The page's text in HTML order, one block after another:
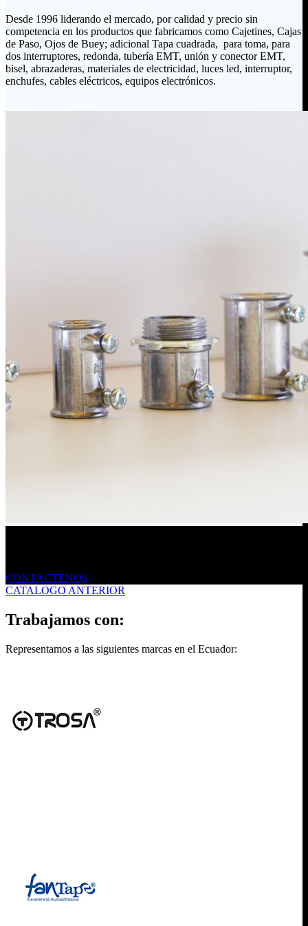
Desde 1996 liderando el mercado, por calidad y precio sin
competencia en los productos que fabricamos como Cajetines, Cajas
de Paso, Ojos de Buey; adicional Tapa cuadrada, para toma, para
dos interruptores, redonda, tubería EMT, unión y conector EMT,
bisel, abrazaderas, materiales de electricidad, luces led, interruptor,
enchufes, cables eléctricos, equipos electrónicos.
CONTACTENOS
CATALOGO ANTERIOR
Trabajamos con:
Representamos a las siguientes marcas en el Ecuador: